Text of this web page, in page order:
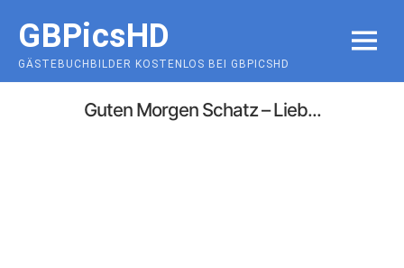
content
GBPicsHD
GÄSTEBUCHBILDER KOSTENLOS BEI GBPICSHD
MENU
Guten Morgen Schatz – Lieb...